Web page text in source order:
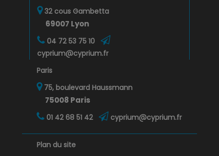
32 cous Gambetta
69007 Lyon
04 72 53 75 10
cyprium@cyprium.fr
Paris
75, boulevard Haussmann
75008 Paris
01 42 68 51 42 cyprium@cyprium.fr
Plan du site